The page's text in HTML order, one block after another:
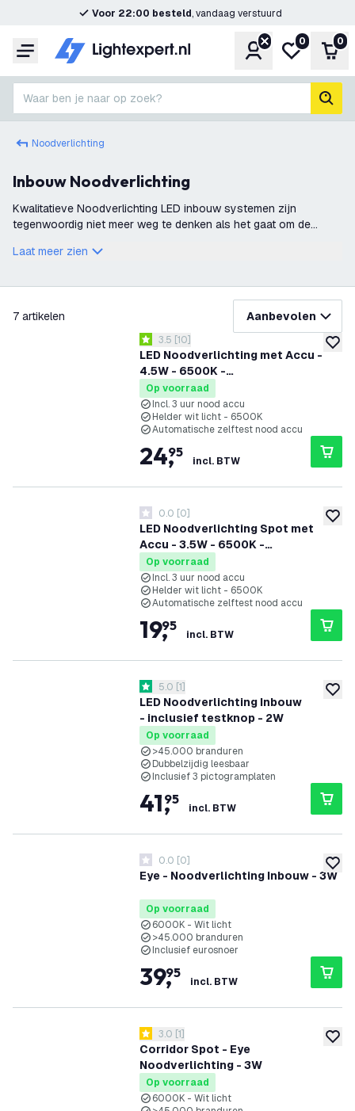
Voor 22:00 besteld, vandaag verstuurd
Menu Account
Mijn
0 0
Waar ben je naar op zoek?
Noodverlichting
Inbouw Noodverlichting
Kwalitatieve Noodverlichting LED inbouw systemen zijn
tegenwoordig niet meer weg te denken als het gaat om de
tijdens een calamiteit voo
Laat meer zien
7 artikelen Aanbevolen
LED Noodverlichting met Accu -
4.5W - 6500K -
Plafondmontage/Wandmontage
reviews drawer openen
3.5 score sterren
3.5 [10]
Op voorraad
Incl. 3 uur nood accu
Helder wit licht - 6500K
Automatische zelftest nood accu
24,
95
incl. BTW
LED Noodverlichting Spot met
Accu - 3.5W - 6500K -
Plafondmontage
0 score sterren
0.0 [0]
Op voorraad
Incl. 3 uur nood accu
Helder wit licht - 6500K
Automatische zelftest nood accu
19,
95
incl. BTW
LED Noodverlichting Inbouw
- inclusief testknop - 2W
reviews drawer openen
5 score sterren
5.0 [1]
Op voorraad
>45.000 branduren
Dubbelzijdig leesbaar
Inclusief 3 pictogramplaten
41,
95
incl. BTW
Eye - Noodverlichting Inbouw - 3W
0 score sterren
0.0 [0]
Op voorraad
6000K - Wit licht
>45.000 branduren
Inclusief eurosnoer
39,
95
incl. BTW
Corridor Spot - Eye
Noodverlichting - 3W
reviews drawer openen
3 score sterren
3.0 [1]
Op voorraad
6000K - Wit licht
filteren